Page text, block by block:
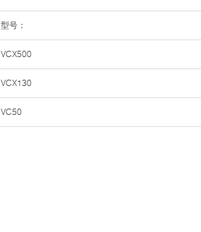
型号：
VCX500
VCX130
VC50